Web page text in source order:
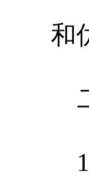
和
1